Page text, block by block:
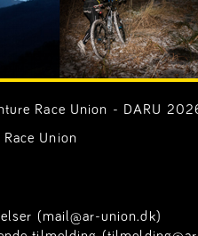
Race Union - DARU
Union
(mail@ar-union.dk)